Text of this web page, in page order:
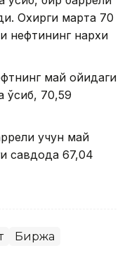
Охирги марта 70
нефтининг нархи
май ойидаги
ўсиб, 70,59
учун май
савдода 67,04
Биржа